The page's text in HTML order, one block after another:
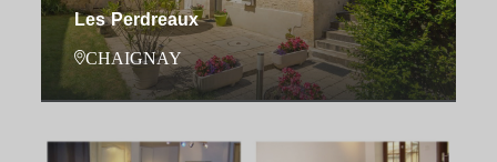
Les Perdreaux
CHAIGNAY